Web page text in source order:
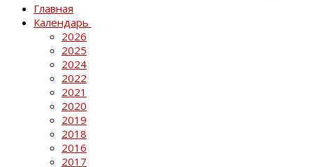
Главная
Календарь
2026
2025
2024
2022
2021
2020
2019
2018
2016
2017